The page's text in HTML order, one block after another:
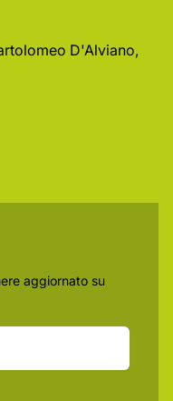
D'Alviano,
aggiornato su